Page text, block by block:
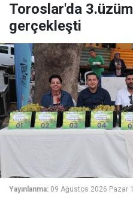
Toroslar'da
gerçekleşti
Yayınlanma: 09 Ağustos 2026 Pazar